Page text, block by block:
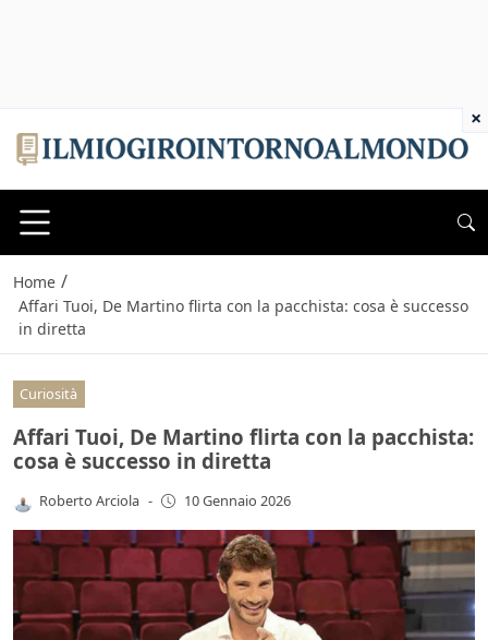
Home /
Affari Tuoi, De Martino flirta con la pacchista: cosa è successo
in diretta
Curiosità
Affari Tuoi, De Martino flirta con la pacchista:
cosa è successo in diretta
Roberto Arciola - 10 Gennaio 2026
×